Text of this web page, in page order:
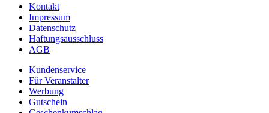
Kontakt
Impressum
Datenschutz
Haftungsausschluss
AGB
Kundenservice
Für Veranstalter
Werbung
Gutschein